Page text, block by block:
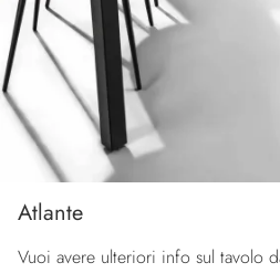
Atlante